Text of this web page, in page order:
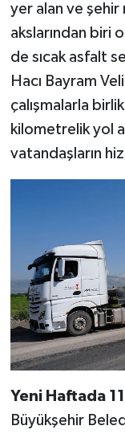
yer alan ve şehir
akslarından biri
de sıcak asfalt
Hacı Bayram
çalışmalarla
kilometrelik yol
vatandaşların
Yeni Haftada
Büyükşehir